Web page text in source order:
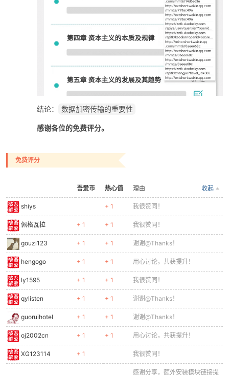
结论： 数据加密传输的重要性
感谢各位的免费评分。
免费评分
吾爱币 热心值 收起
理由
shiys + 1 我很赞同！
佩格瓦拉 + 1 + 1 我很赞同！
gouzi123 + 1 + 1 谢谢@Thanks！
hengogo + 1 + 1 用心讨论，共获提升！
ly1595 + 1 + 1 我很赞同！
qylisten + 1 + 1 谢谢@Thanks！
guoruihotel + 1 + 1 谢谢@Thanks！
oj2002cn + 1 + 1 用心讨论，共获提升！
XG123114 + 1 我很赞同！
感谢分享，额外安装模块链接提